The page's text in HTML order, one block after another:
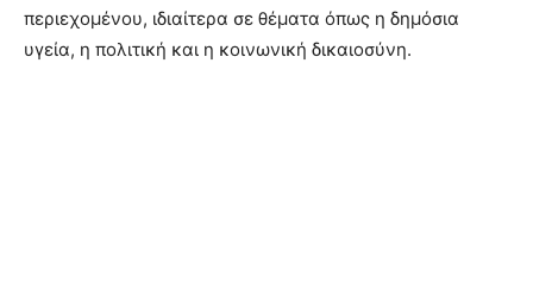
περιεχομένου, ιδιαίτερα σε θέματα όπως η δημόσια
υγεία, η πολιτική και η κοινωνική δικαιοσύνη.